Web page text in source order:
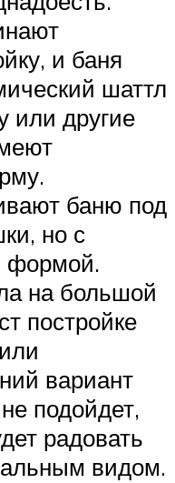
и баня
шаттл
или другие
баню под
но с
формой.
на большой
постройке
вариант
подойдет,
радовать
видом.